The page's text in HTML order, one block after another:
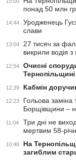
понад 50 млн
14:44
Уродженець
слави
13:04
27 тисяч за
викрили водія з
12:54
Очисні
12:39 Кабмін
12:23
Гольова заміна
Борщівщини –
11:04
Три дні не
мертвим 58-
10:48
На
загиблим